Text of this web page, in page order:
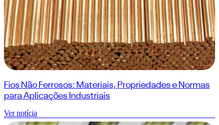
Fios Não Ferrosos: Materiais, Propriedades e Normas
para Aplicações Industriais
Ver notícia